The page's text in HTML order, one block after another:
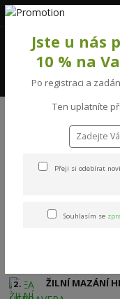
777231992
PÉČE O RUCE A NOHY
Přípravky
2. ŽILNÍ MAZÁNÍ
Jste u nás
10 % na
Po registraci a
Ten uplatníte
Přeji si odebírat
Souhlasím se